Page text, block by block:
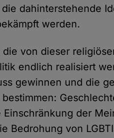
dahinterstehende
werden.
die von dieser
endlich realisiert
gewinnen und die
Einschränkung der
Bedrohung von